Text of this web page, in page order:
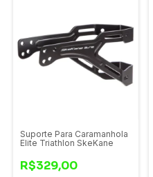
Suporte Para Caramanhola
Elite Triathlon SkeKane
R$329,00